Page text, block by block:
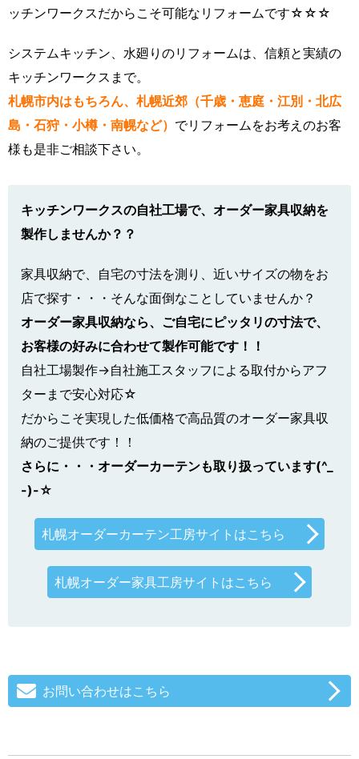
ッチンワークスだからこそ可能なリフォームです☆☆☆
システムキッチン、水廻りのリフォームは、信頼と実績の
キッチンワークスまで。
札幌市内はもちろん、札幌近郊（千歳・恵庭・江別・北広
島・石狩・小樽・南幌など） でリフォームをお考えのお客
様も是非ご相談下さい。
キッチンワークスの自社工場で、オーダー家具収納を
製作しませんか？？
家具収納で、自宅の寸法を測り、近いサイズの物をお
店で探す・・・そんな面倒なことしていませんか？
オーダー家具収納なら、ご自宅にピッタリの寸法で、
お客様の好みに合わせて製作可能です！！
自社工場製作→自社施工スタッフによる取付からアフ
ターまで安心対応☆
だからこそ実現した低価格で高品質のオーダー家具収
納のご提供です！！
さらに・・・オーダーカーテンも取り扱っています(^_
-)-☆
札幌オーダーカーテン工房サイトはこちら
札幌オーダー家具工房サイトはこちら
お問い合わせはこちら